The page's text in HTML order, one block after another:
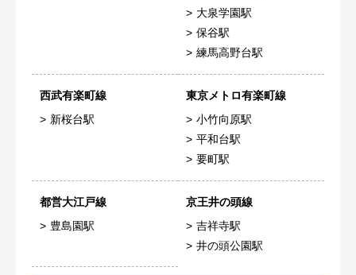
大泉学園駅
保谷駅
練馬高野台駅
西武有楽町線
新桜台駅
東京メトロ有楽町線
小竹向原駅
平和台駅
要町駅
都営大江戸線
豊島園駅
京王井の頭線
吉祥寺駅
井の頭公園駅